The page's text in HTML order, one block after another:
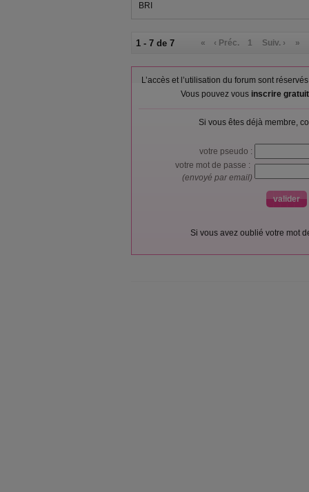
BRI
1 - 7 de 7 « ‹ Préc. 1 Suiv. › »
L’accès et l’utilisation du forum sont
Vous pouvez vous inscrire
Si vous êtes déjà membre,
votre pseudo :
votre mot de passe :
(envoyé par email)
Si vous avez oublié votre mot